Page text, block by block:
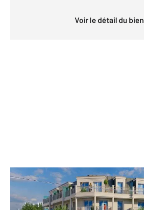
Voir le détail du bien
STE GENEVIEVE DES BOIS 91
, 2 pièces
Ref : 24322